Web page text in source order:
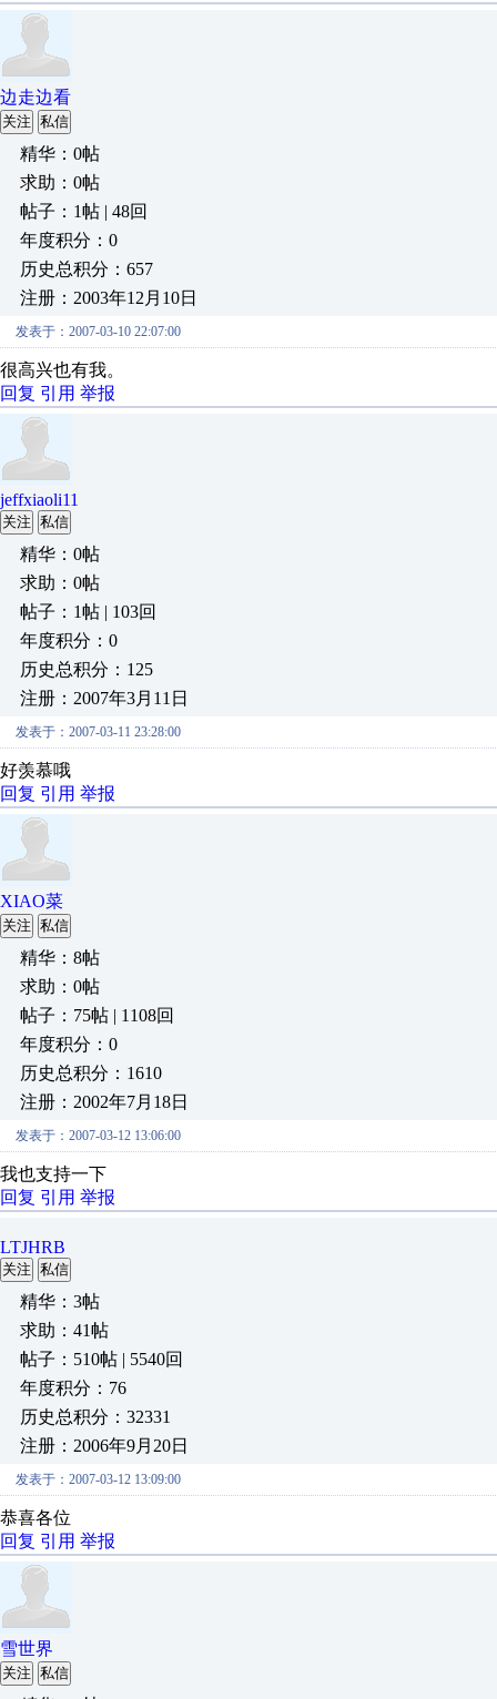
边走边看
关注 私信
精华：0帖
求助：0帖
帖子：1帖 | 48回
年度积分：0
历史总积分：657
注册：2003年12月10日
发表于：2007-03-10 22:07:00
很高兴也有我。
回复 引用 举报
jeffxiaoli11
关注 私信
精华：0帖
求助：0帖
帖子：1帖 | 103回
年度积分：0
历史总积分：125
注册：2007年3月11日
发表于：2007-03-11 23:28:00
好羡慕哦
回复 引用 举报
XIAO菜
关注 私信
精华：8帖
求助：0帖
帖子：75帖 | 1108回
年度积分：0
历史总积分：1610
注册：2002年7月18日
发表于：2007-03-12 13:06:00
我也支持一下
回复 引用 举报
LTJHRB
关注 私信
精华：3帖
求助：41帖
帖子：510帖 | 5540回
年度积分：76
历史总积分：32331
注册：2006年9月20日
发表于：2007-03-12 13:09:00
恭喜各位
回复 引用 举报
雪世界
关注 私信